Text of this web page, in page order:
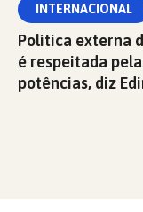
INTERNACIONAL
Política externa
é respeitada
potências, diz